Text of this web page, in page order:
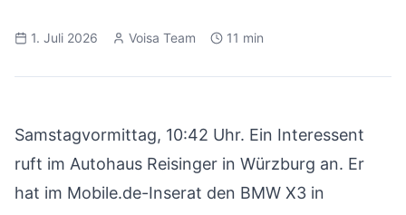
1. Juli 2026 Voisa Team 11 min
Samstagvormittag, 10:42 Uhr. Ein Interessent
ruft im Autohaus Reisinger in Würzburg an. Er
hat im Mobile.de-Inserat den BMW X3 in